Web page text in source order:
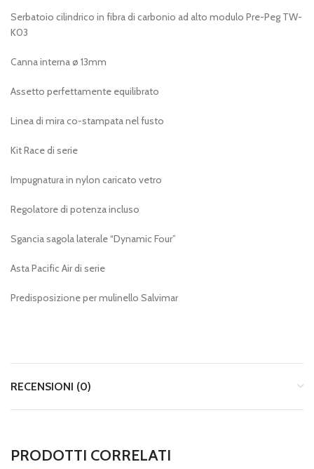
Serbatoio cilindrico in fibra di carbonio ad alto modulo Pre-Peg TW-
K03
Canna interna ø 13mm
Assetto perfettamente equilibrato
Linea di mira co-stampata nel fusto
Kit Race di serie
Impugnatura in nylon caricato vetro
Regolatore di potenza incluso
Sgancia sagola laterale “Dynamic Four”
Asta Pacific Air di serie
Predisposizione per mulinello Salvimar
RECENSIONI (0)
PRODOTTI CORRELATI